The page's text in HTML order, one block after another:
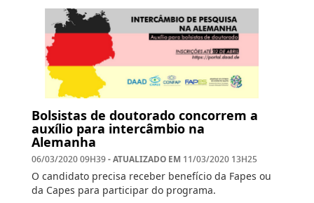
Bolsistas de doutorado concorrem a
auxílio para intercâmbio na
Alemanha
06/03/2020 09H39- ATUALIZADO EM 11/03/2020 13H25
O candidato precisa receber benefício da Fapes ou
da Capes para participar do programa.